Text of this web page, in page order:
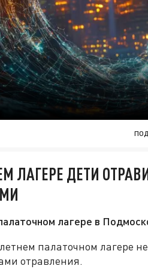
ЛАГЕРЕ ДЕТИ
лагере в
палаточном лагере
отравления.